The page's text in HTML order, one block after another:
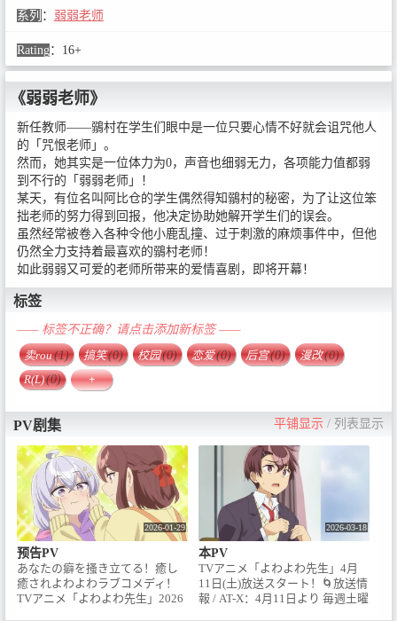
系列 ： 弱弱老师
Rating： 16+
《弱弱老师》
新任教师——鶸村在学生们眼中是一位只要心情不好就会诅咒他人
的「咒恨老师」。
然而，她其实是一位体力为0，声音也细弱无力，各项能力值都弱
到不行的「弱弱老师」！
某天，有位名叫阿比仓的学生偶然得知鶸村的秘密，为了让这位笨
拙老师的努力得到回报，他决定协助她解开学生们的误会。
虽然经常被卷入各种令他小鹿乱撞、过于刺激的麻烦事件中，但他
仍然全力支持着最喜欢的鶸村老师！
如此弱弱又可爱的老师所带来的爱情喜剧，即将开幕！
标签
—— 标签不正确？请点击添加新标签 ——
卖rou(1) 搞笑(0) 校园(0) 恋爱(0) 后宫(0) 漫改(0)
R(L)(0) +
PV剧集 平铺显示 / 列表显示
2026-01-29
预告PV
あなたの癖を搔き立てる！癒し
癒されよわよわラブコメディ！
TVアニメ「よわよわ先生」2026
2026-03-18
本PV
TVアニメ「よわよわ先生」4月
11日(土)放送スタート！🌀放送情
報 / AT-X：4月11日より 毎週土曜